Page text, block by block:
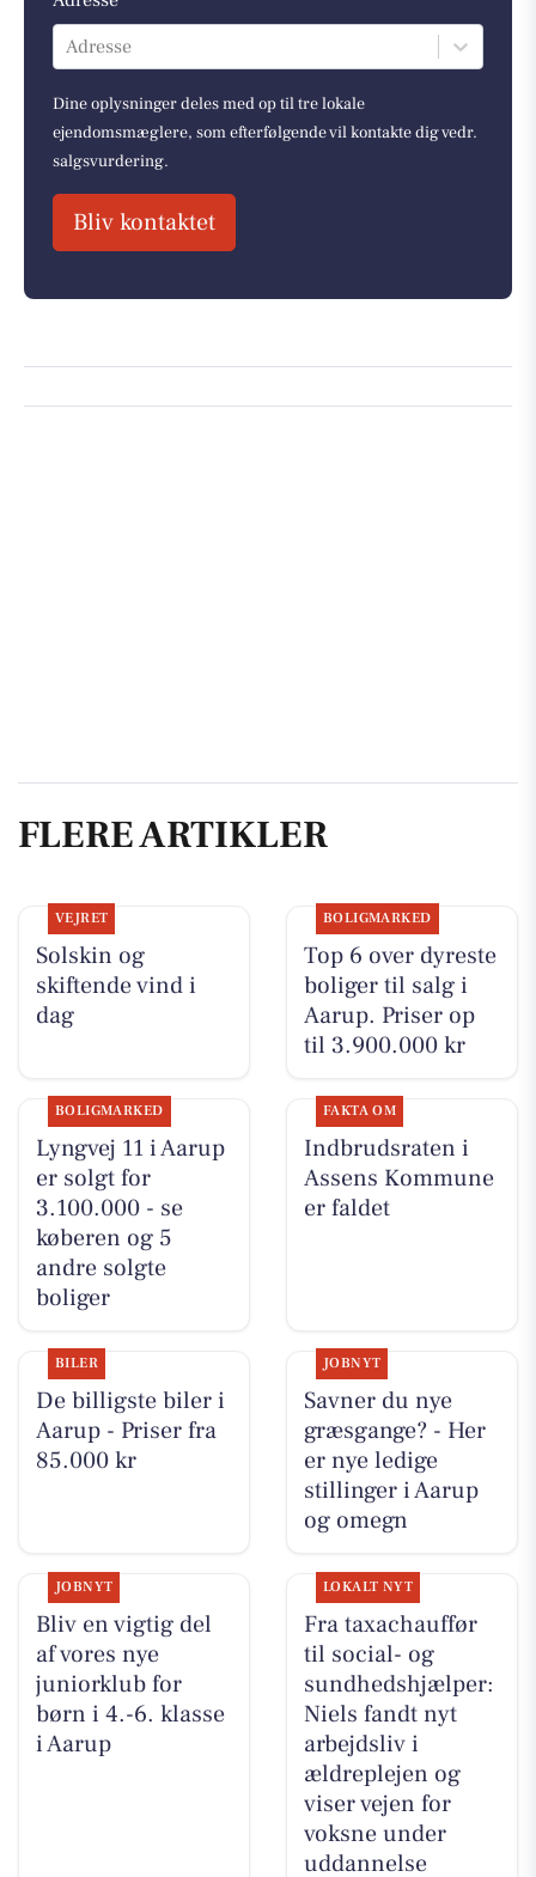
Adresse
Dine oplysninger deles med op til tre lokale
ejendomsmæglere, som efterfølgende vil kontakte dig vedr.
salgsvurdering.
Bliv kontaktet
FLERE ARTIKLER
VEJRET
Solskin og
skiftende vind i
dag
BOLIGMARKED
Top 6 over dyreste
boliger til salg i
Aarup. Priser op
til 3.900.000 kr
BOLIGMARKED
Lyngvej 11 i Aarup
er solgt for
3.100.000 - se
køberen og 5
andre solgte
boliger
FAKTA OM
Indbrudsraten i
Assens Kommune
er faldet
BILER
De billigste biler i
Aarup - Priser fra
85.000 kr
JOBNYT
Savner du nye
græsgange? - Her
er nye ledige
stillinger i Aarup
og omegn
JOBNYT
Bliv en vigtig del
af vores nye
juniorklub for
børn i 4.-6. klasse
i Aarup
LOKALT NYT
Fra taxachauffør
til social- og
sundhedshjælper:
Niels fandt nyt
arbejdsliv i
ældreplejen og
viser vejen for
voksne under
uddannelse